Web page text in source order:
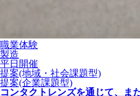
職業体験
製造
平日開催
提案(地域・社会課題型)
提案(企業課題型)
コンタクトレンズを通じて、ま